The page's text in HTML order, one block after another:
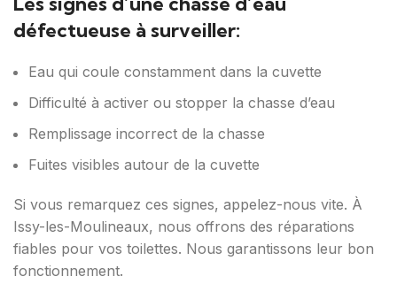
défectueuse à surveiller:
Eau qui coule constamment dans la cuvette
Difficulté à activer ou stopper la chasse d’eau
Remplissage incorrect de la chasse
Fuites visibles autour de la cuvette
Si vous remarquez ces signes, appelez-nous vite. À
Issy-les-Moulineaux, nous offrons des réparations
fiables pour vos toilettes. Nous garantissons leur bon
fonctionnement.